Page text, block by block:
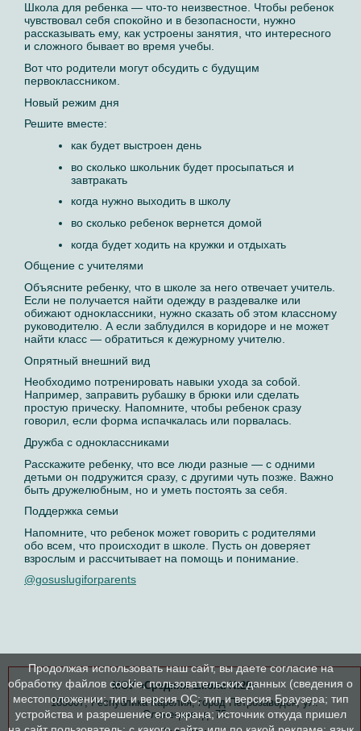
Школа для ребенка — что-то неизвестное. Чтобы ребенок
чувствовал себя спокойно и в безопасности, нужно
рассказывать ему, как устроены занятия, что интересного
и сложного бывает во время учебы.
Вот что родители могут обсудить с будущим
первоклассником.
Новый режим дня
Решите вместе:
как будет выстроен день
во сколько школьник будет просыпаться и
завтракать
когда нужно выходить в школу
во сколько ребенок вернется домой
когда будет ходить на кружки и отдыхать
Общение с учителями
Объясните ребенку, что в школе за него отвечает учитель.
Если не получается найти одежду в раздевалке или
обижают одноклассники, нужно сказать об этом классному
руководителю. А если заблудился в коридоре и не может
найти класс — обратиться к дежурному учителю.
Опрятный внешний вид
Необходимо потренировать навыки ухода за собой.
Например, заправить рубашку в брюки или сделать
простую прическу. Напомните, чтобы ребенок сразу
говорил, если форма испачкалась или порвалась.
Дружба с одноклассниками
Расскажите ребенку, что все люди разные — с одними
детьми он подружится сразу, с другими чуть позже. Важно
быть дружелюбным, но и уметь постоять за себя.
Поддержка семьи
Напомните, что ребенок может говорить с родителями
обо всем, что происходит в школе. Пусть он доверяет
взрослым и рассчитывает на помощь и понимание.
@gosuslugiforparents
МОУ «Средняя школа №20»
185007, Республика Карелия, город Петрозаводск, ул.
Олонецкая, д. 75
Продолжая использовать наш сайт, вы даете согласие на
обработку файлов cookie, пользовательских данных (сведения о
местоположении; тип и версия ОС; тип и версия Браузера; тип
устройства и разрешение его экрана; источник откуда пришел